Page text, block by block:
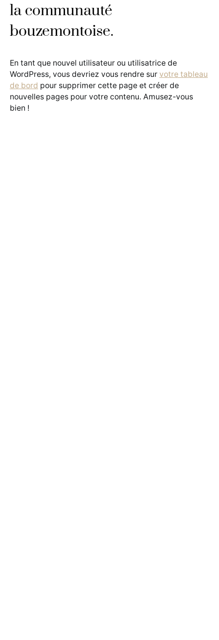
la communauté
bouzemontoise.
En tant que nouvel utilisateur ou utilisatrice de
WordPress, vous devriez vous rendre sur votre tableau
de bord pour supprimer cette page et créer de
nouvelles pages pour votre contenu. Amusez-vous
bien !